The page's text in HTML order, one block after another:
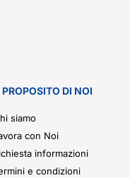
PROPOSITO DI NOI
siamo
con Noi
informazioni
e condizioni